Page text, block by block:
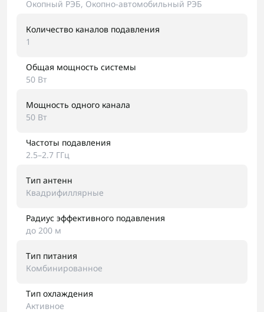
Окопный РЭБ, Окопно-автомобильный РЭБ
Количество каналов подавления
1
Общая мощность системы
50 Вт
Мощность одного канала
50 Вт
Частоты подавления
2.5–2.7 ГГц
Тип антенн
Квадрифиллярные
Радиус эффективного подавления
до 200 м
Тип питания
Комбинированное
Тип охлаждения
Активное